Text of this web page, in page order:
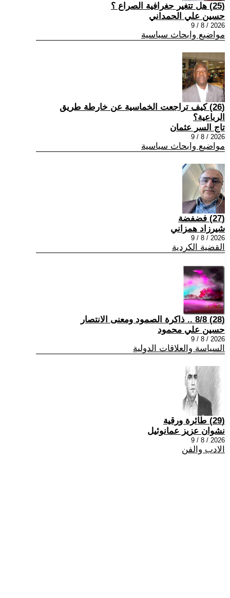
(25) هل تتغير جغرافية الصراع ؟
حسين علي الحمداني
2026 / 8 / 9
مواضيع وابحاث سياسية
(26) كيف تراجعت الخماسية عن خارطة طريق
الرباعية؟
تاج السر عثمان
2026 / 8 / 9
مواضيع وابحاث سياسية
(27) فضفضة
شيرزاد همزاني
2026 / 8 / 9
القضية الكردية
(28) 8/8 .. ذاكرة الصمود ومعنى الانتصار
حسين علي محمود
2026 / 8 / 9
السياسة والعلاقات الدولية
(29) طائرة ورقية
نشوان عزيز عمانوئيل
2026 / 8 / 9
الادب والفن